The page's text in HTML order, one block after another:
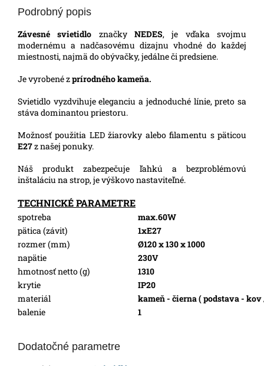
Podrobný popis
Závesné svietidlo značkyNEDES, je vďaka svojmu
modernému a nadčasovému dizajnu vhodné do každej
miestnosti, najmä do obývačky, jedálne či predsiene.
Je vyrobené zprírodného kameňa.
Svietidlo vyzdvihuje eleganciu a jednoduché línie, preto sa
stáva dominantou priestoru.
Možnosť použitia LED žiarovky alebo filamentu s päticou
E27z našej ponuky.
Náš produkt zabezpečuje ľahkú a bezproblémovú
inštaláciu na strop, je výškovo nastaviteľné.
TECHNICKÉ PARAMETRE
spotreba
max.60W
pätica (závit)
1xE27
rozmer (mm)
Ø120 x 130 x 1000
napätie
230V
hmotnosť netto (g)
1310
krytie
IP20
materiál
kameň - čierna ( podstava -
balenie
1
Dodatočné parametre